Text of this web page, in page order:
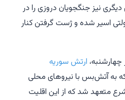
نیز جنگجویان دروزی را در
اسیر شده و ژست گرفتن کنار
ارتش سوریه
که به آتش‌بس با نیروهای محلی
متعهد شد که از این اقلیت